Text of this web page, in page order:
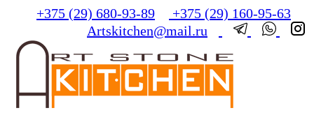
+375 (29) 680-93-89
+375 (29) 160-95-63
Artskitchen@mail.ru